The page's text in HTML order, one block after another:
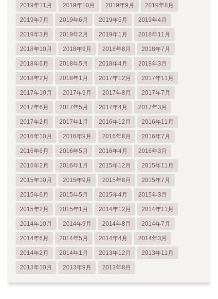
2019年11月 2019年10月 2019年9月 2019年8月
2019年7月 2019年6月 2019年5月 2019年4月
2019年3月 2019年2月 2019年1月 2018年11月
2018年10月 2018年9月 2018年8月 2018年7月
2018年6月 2018年5月 2018年4月 2018年3月
2018年2月 2018年1月 2017年12月 2017年11月
2017年10月 2017年9月 2017年8月 2017年7月
2017年6月 2017年5月 2017年4月 2017年3月
2017年2月 2017年1月 2016年12月 2016年11月
2016年10月 2016年9月 2016年8月 2016年7月
2016年6月 2016年5月 2016年4月 2016年3月
2016年2月 2016年1月 2015年12月 2015年11月
2015年10月 2015年9月 2015年8月 2015年7月
2015年6月 2015年5月 2015年4月 2015年3月
2015年2月 2015年1月 2014年12月 2014年11月
2014年10月 2014年9月 2014年8月 2014年7月
2014年6月 2014年5月 2014年4月 2014年3月
2014年2月 2014年1月 2013年12月 2013年11月
2013年10月 2013年9月 2013年8月